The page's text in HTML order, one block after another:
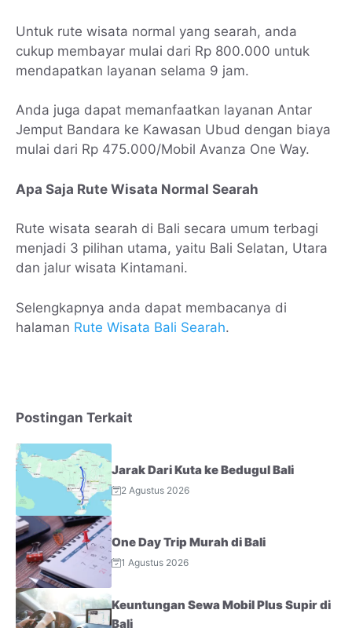
Untuk rute wisata normal yang searah, anda
cukup membayar mulai dari Rp 800.000 untuk
mendapatkan layanan selama 9 jam.
Anda juga dapat memanfaatkan layanan Antar
Jemput Bandara ke Kawasan Ubud dengan biaya
mulai dari Rp 475.000/Mobil Avanza One Way.
Apa Saja Rute Wisata Normal Searah
Rute wisata searah di Bali secara umum terbagi
menjadi 3 pilihan utama, yaitu Bali Selatan, Utara
dan jalur wisata Kintamani.
Selengkapnya anda dapat membacanya di
halaman Rute Wisata Bali Searah.
Postingan Terkait
Jarak Dari Kuta ke Bedugul Bali
2 Agustus 2026
One Day Trip Murah di Bali
1 Agustus 2026
Keuntungan Sewa Mobil Plus Supir di
Bali